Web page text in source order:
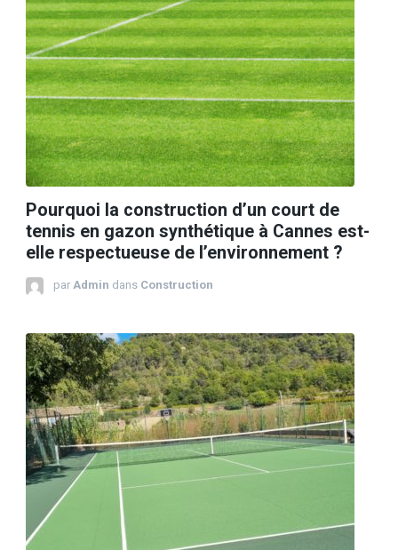
Pourquoi la construction d’un court de
tennis en gazon synthétique à Cannes est-
elle respectueuse de l’environnement ?
par Admin dans Construction